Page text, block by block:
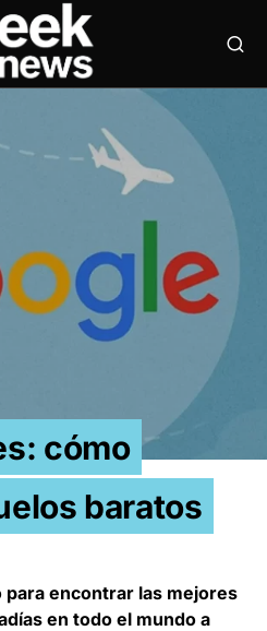
cómo
baratos
para encontrar las mejores
en todo el mundo a